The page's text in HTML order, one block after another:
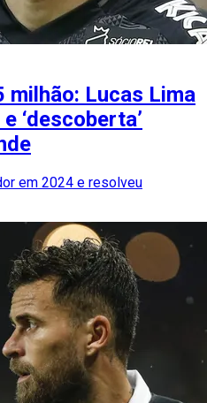
milhão: Lucas Lima
‘descoberta’
em 2024 e resolveu